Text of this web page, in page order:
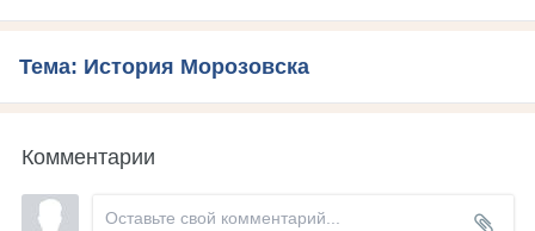
Тема: История Морозовска
Комментарии